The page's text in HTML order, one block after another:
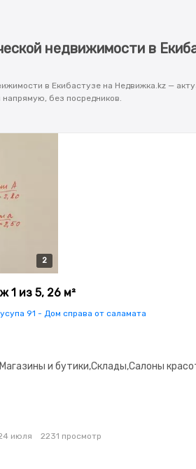
недвижимости в
в Екибастузе на Недвижка.kz —
без посредников.
2
2
1 из 5, 26 м²
91 - Дом справа от саламата
и бутики,Склады,Салоны
июля 2231 просмотр